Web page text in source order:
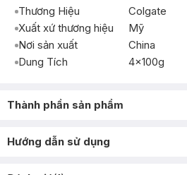
Thương Hiệu
Colgate
Xuất xứ thương hiệu
Mỹ
Nơi sản xuất
China
Dung Tích
4x100g
Thành phần sản phẩm
Hướng dẫn sử dụng